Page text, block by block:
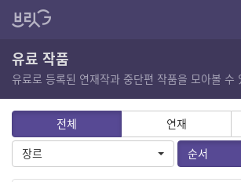
유료 작품
유료로 등록된 연재작과 중단편 작품을 모아볼 수
전체 연재
장르
순서